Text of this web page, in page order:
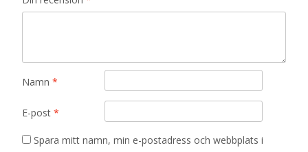
Namn *
E-post *
Spara mitt namn, min e-postadress och webbplats i